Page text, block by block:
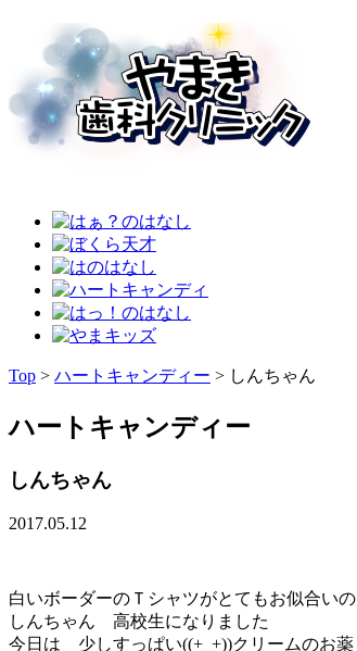
Top > ハートキャンディー > しんちゃん
ハートキャンディー
しんちゃん
2017.05.12
白いボーダーのＴシャツがとてもお似合いの
しんちゃん 高校生になりました
今日は 少しすっぱい((+_+))クリームのお薬